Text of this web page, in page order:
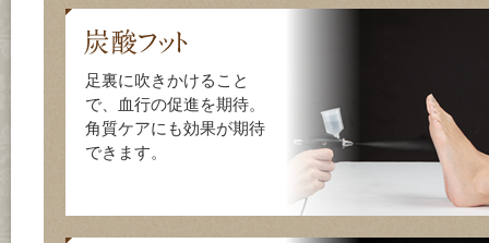
足裏に吹きかけること
で、血行の促進を期待。
角質ケアにも効果が期待
できます。